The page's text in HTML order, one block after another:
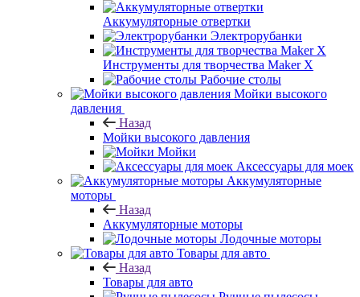
Аккумуляторные отвертки
Электрорубанки
Инструменты для творчества Maker X
Рабочие столы
Мойки высокого
давления
Назад
Мойки высокого давления
Мойки
Аксессуары для моек
Аккумуляторные
моторы
Назад
Аккумуляторные моторы
Лодочные моторы
Товары для авто
Назад
Товары для авто